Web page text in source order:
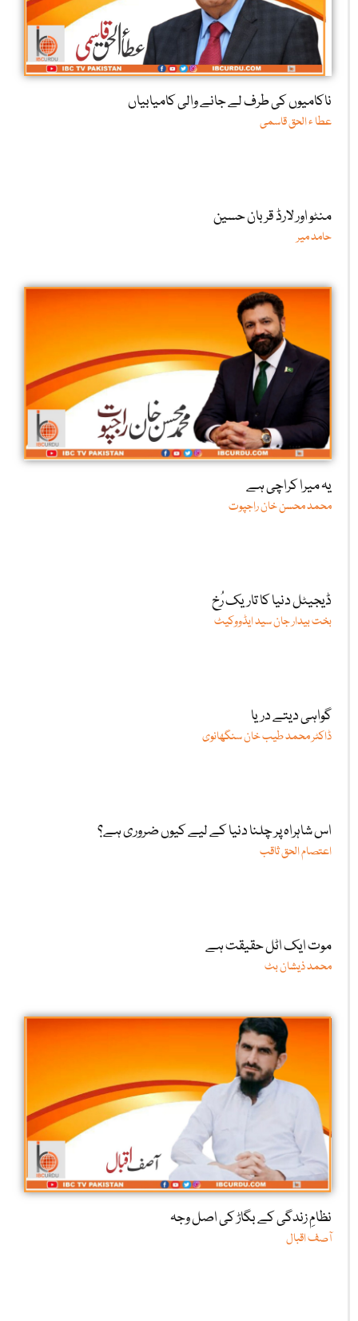
ناکامیوں کی طرف لے جانے والی کامیابیاں
عطا ء الحق قاسمی
منٹو اور لارڈ قربان حسین
حامد میر
یہ میرا کراچی ہے
محمد محسن خان راجپوت
ڈیجیٹل دنیا کا تاریک رُخ
بخت بیدار جان سید ایڈووکیٹ
گواہی دیتے دریا
ڈاکٹر محمد طیب خان سنگھانوی
اس شاہراہ پر چلنا دنیا کے لیے کیوں ضروری ہے؟
اعتصام الحق ثاقب
موت ایک اٹل حقیقت ہے
محمد ذیشان بٹ
نظامِ زندگی کے بگاڑ کی اصل وجہ
آصف اقبال